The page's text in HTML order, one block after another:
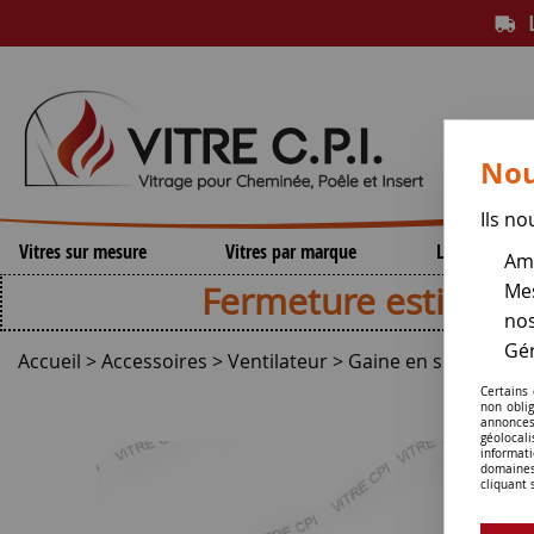
Vitres sur mesure Vitres par marque Lamelles de
Fermeture estivale ,
Accueil >Accessoires >Ventilateur> Gaine en silicone Ø
Ils
Certains
non
cliquant